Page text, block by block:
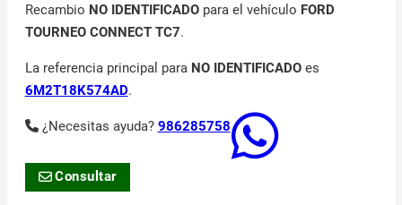
Recambio NO IDENTIFICADOpara el vehículo FORD
TOURNEO CONNECT TC7.
La referencia principal para NO IDENTIFICADOes
6M2T18K574AD.
¿Necesitas ayuda? 986285758
Consultar